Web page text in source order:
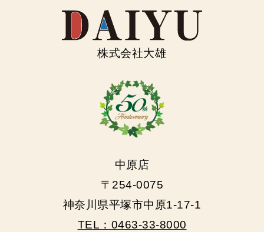
株式会社大雄
中原店
〒254-0075
神奈川県平塚市中原1-17-1
TEL：0463-33-8000